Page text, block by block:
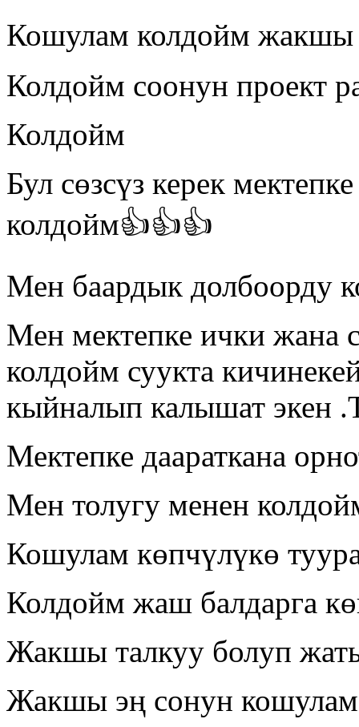
Кошулам колдойм жакшы
Колдойм соонун проект
Колдойм
Бул сөзсүз керек
колдойм👍👍👍
Мен баардык долбоорду
Мен мектепке ички жана
колдойм суукта
кыйналып калышат экен
Мектепке даараткана
Мен толугу менен
Кошулам көпчүлүкө
Колдойм жаш балдарга
Жакшы талкуу болуп
Жакшы эң сонун кошулам